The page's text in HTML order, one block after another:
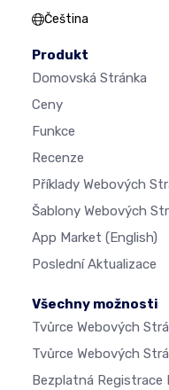
Čeština
Produkt
Domovská Stránka
Ceny
Funkce
Recenze
Příklady Webových
Šablony Webových
App Market (English)
Poslední Aktualizace
Všechny možnosti
Tvůrce Webových
Tvůrce Webových
Bezplatná Registrace